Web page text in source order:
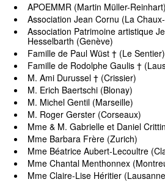
APOEMMR (Martin Müller-
Association Jean Cornu (La
Association Patrimoine artistique
Hesselbarth (Genève)
Famille de Paul Wüst † (Le Sentier)
Famille de Rodolphe Gaulis †
M. Ami Durussel † (Crissier)
M. Erich Baertschi (Blonay)
M. Michel Gentil (Marseille)
M. Roger Gerster (Corseaux)
Mme & M. Gabrielle et Daniel
Mme Barbara Frère (Zurich)
Mme Béatrice Aubert-Lecoultre
Mme Chantal Menthonnex
Mme Claire-Lise Héritier